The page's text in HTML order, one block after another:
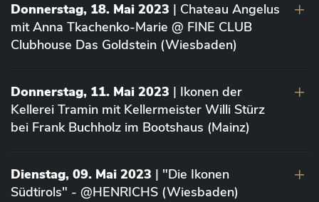
Donnerstag, 18. Mai 2023 | Chateau Angelus
mit Anna Tkachenko-Marie @ FINE CLUB
Clubhouse Das Goldstein (Wiesbaden)
Donnerstag, 11. Mai 2023 | Ikonen der
Kellerei Tramin mit Kellermeister Willi Stürz
bei Frank Buchholz im Bootshaus (Mainz)
Dienstag, 09. Mai 2023 | "Die Ikonen
Südtirols" - @HENRICHS (Wiesbaden)